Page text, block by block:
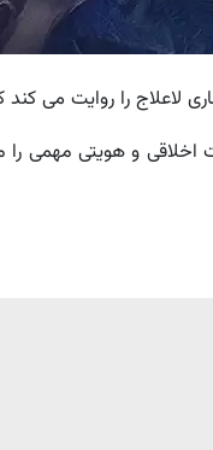
لاعلاج را روایت می
و هویتی مهمی